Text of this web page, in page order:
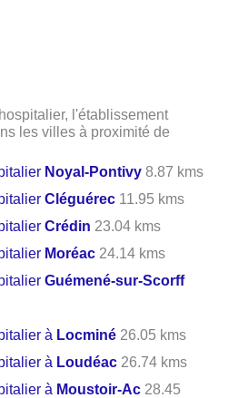
l'établissement
les villes à proximité de
Noyal-Pontivy 8.87 kms
Cléguérec 11.95 kms
Crédin 23.04 kms
Moréac 24.14 kms
Guémené-sur-Scorff
à Locminé 26.05 kms
à Loudéac 26.74 kms
à Moustoir-Ac 28.45